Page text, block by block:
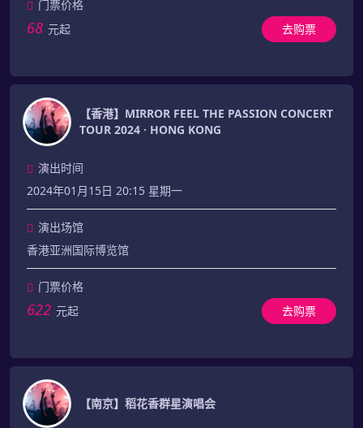
门票价格
68 元起 去购票
【香港】MIRROR FEEL THE PASSION CONCERT
TOUR 2024 · HONG KONG
演出时间
2024年01月15日 20:15 星期一
演出场馆
香港亚洲国际博览馆
门票价格
622 元起 去购票
【南京】稻花香群星演唱会